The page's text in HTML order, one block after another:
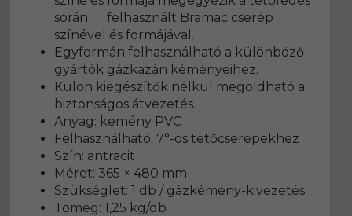
során felhasznált Bramac cserép
színével és formájával.
Egyformán felhasználható a különböző
gyártók gázkazán kéményeihez.
Külön kiegészítők nélkül megoldható a
biztonságos átvezetés.
Anyag: kemény PVC
Felhasználható: 7°-os tetőcserepekhez
Szín: antracit
Méret: 365 × 480 mm
Szükséglet: 1 db / gázkémény-kivezetés
Tömeg: 1,25 kg/db